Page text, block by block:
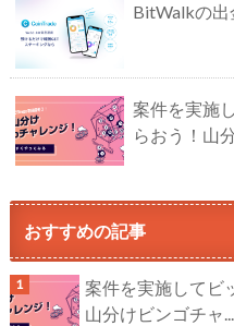
BitWalkの出
案件を実施
らおう！山
おすすめの記事
案件を実施してビ
山分けビンゴチャ...